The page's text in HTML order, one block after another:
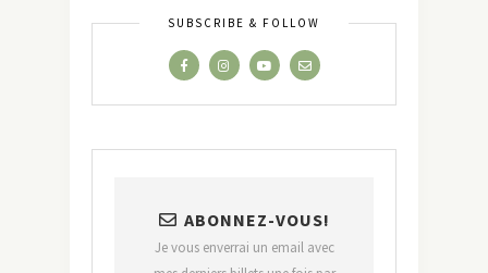
SUBSCRIBE & FOLLOW
ABONNEZ-VOUS!
Je vous enverrai un email avec